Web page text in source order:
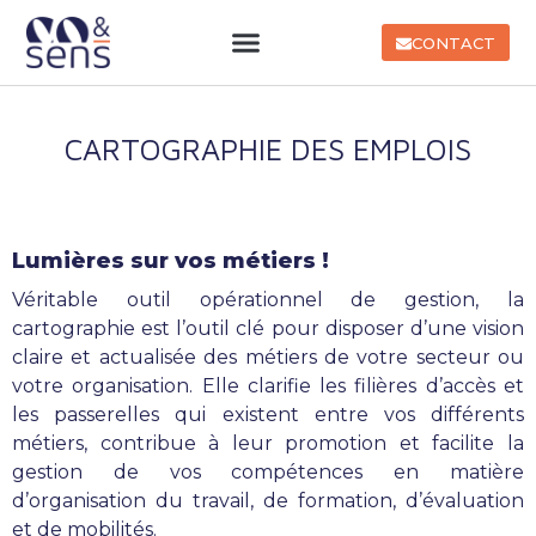
CONTACT
CARTOGRAPHIE DES EMPLOIS
Lumières sur vos métiers !
Véritable outil opérationnel de gestion, la
cartographie est l’outil clé pour disposer d’une vision
claire et actualisée des métiers de votre secteur ou
votre organisation. Elle clarifie les filières d’accès et
les passerelles qui existent entre vos différents
métiers, contribue à leur promotion et facilite la
gestion de vos compétences en matière
d’organisation du travail, de formation, d’évaluation
et de mobilités.